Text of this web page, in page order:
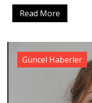
Read More
Güncel Haberler